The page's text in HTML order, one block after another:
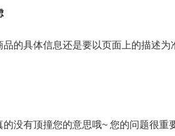
的具体信息还是要以页面上的描述
的没有顶撞您的意思哦~ 您的问题很重